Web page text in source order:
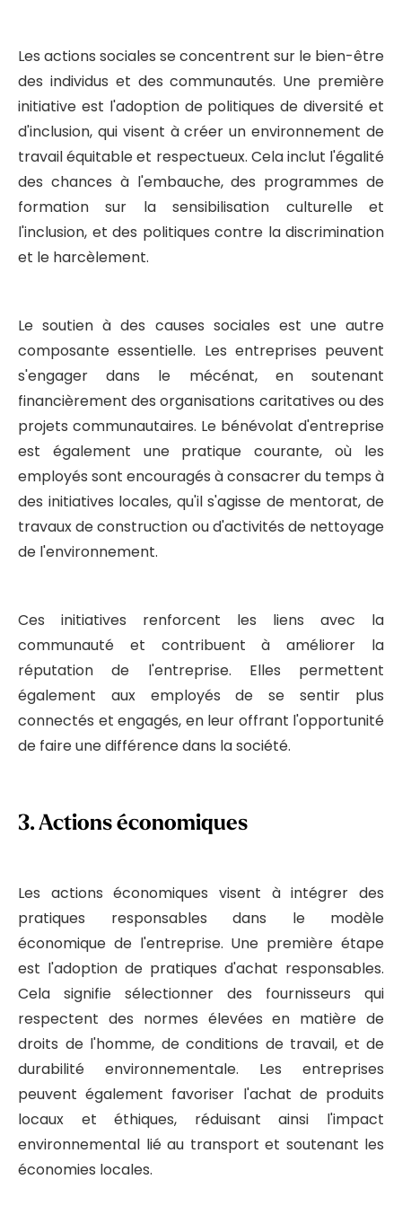
Les actions sociales se concentrent sur le bien-être
des individus et des communautés. Une première
initiative est l'adoption de politiques de diversité et
d'inclusion, qui visent à créer un environnement de
travail équitable et respectueux. Cela inclut l'égalité
des chances à l'embauche, des programmes de
formation sur la sensibilisation culturelle et
l'inclusion, et des politiques contre la discrimination
et le harcèlement.
Le soutien à des causes sociales est une autre
composante essentielle. Les entreprises peuvent
s'engager dans le mécénat, en soutenant
financièrement des organisations caritatives ou des
projets communautaires. Le bénévolat d'entreprise
est également une pratique courante, où les
employés sont encouragés à consacrer du temps à
des initiatives locales, qu'il s'agisse de mentorat, de
travaux de construction ou d'activités de nettoyage
de l'environnement.
Ces initiatives renforcent les liens avec la
communauté et contribuent à améliorer la
réputation de l'entreprise. Elles permettent
également aux employés de se sentir plus
connectés et engagés, en leur offrant l'opportunité
de faire une différence dans la société.
3.Actions économiques
Les actions économiques visent à intégrer des
pratiques responsables dans le modèle
économique de l'entreprise. Une première étape
est l'adoption de pratiques d'achat responsables.
Cela signifie sélectionner des fournisseurs qui
respectent des normes élevées en matière de
droits de l'homme, de conditions de travail, et de
durabilité environnementale. Les entreprises
peuvent également favoriser l'achat de produits
locaux et éthiques, réduisant ainsi l'impact
environnemental lié au transport et soutenant les
économies locales.